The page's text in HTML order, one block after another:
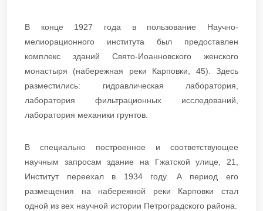
В конце 1927 года в пользование Научно-
мелиорационного института был предоставлен
комплекс зданий Свято-Иоанновского женского
монастыря (набережная реки Карповки, 45). Здесь
разместились: гидравлическая лаборатория,
лаборатория фильтрационных исследований,
лаборатория механики грунтов.
В специально построенное и соответствующее
научным запросам здание на Гжатской улице, 21,
Институт переехал в 1934 году. А период его
размещения на набережной реки Карповки стал
одной из вех научной истории Петроградского района.